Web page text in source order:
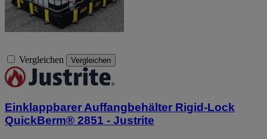
Vergleichen Vergleichen
Einklappbarer Auffangbehälter Rigid-Lock
QuickBerm® 2851 - Justrite